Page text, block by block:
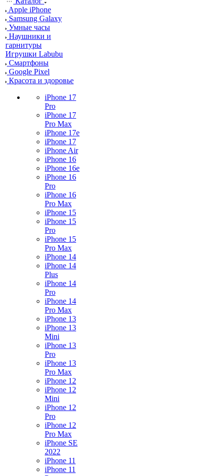
Apple iPhone
Samsung Galaxy
Умные часы
Наушники и
гарнитуры
Игрушки Labubu
Смартфоны
Google Pixel
Красота и здоровье
iPhone 17
Pro
iPhone 17
Pro Max
iPhone 17e
iPhone 17
iPhone Air
iPhone 16
iPhone 16e
iPhone 16
Pro
iPhone 16
Pro Max
iPhone 15
iPhone 15
Pro
iPhone 15
Pro Max
iPhone 14
iPhone 14
Plus
iPhone 14
Pro
iPhone 14
Pro Max
iPhone 13
iPhone 13
Mini
iPhone 13
Pro
iPhone 13
Pro Max
iPhone 12
iPhone 12
Mini
iPhone 12
Pro
iPhone 12
Pro Max
iPhone SE
2022
iPhone 11
iPhone 11